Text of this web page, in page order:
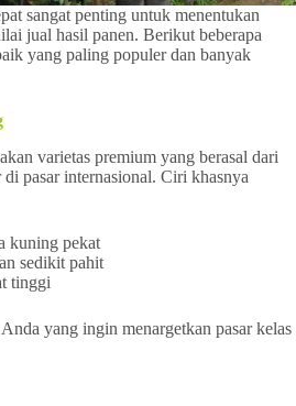
sangat penting untuk menentukan
jual hasil panen. Berikut beberapa
yang paling populer dan banyak
varietas premium yang berasal dari
pasar internasional. Ciri khasnya
kuning pekat
sedikit pahit
tinggi
yang ingin menargetkan pasar kelas